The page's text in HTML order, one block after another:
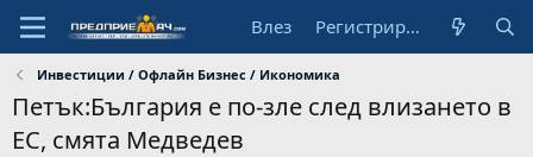
Влез Регистрирай се
Инвестиции / Офлайн Бизнес / Икономика
Петък:България е по-зле след влизането в
ЕС, смята Медведев